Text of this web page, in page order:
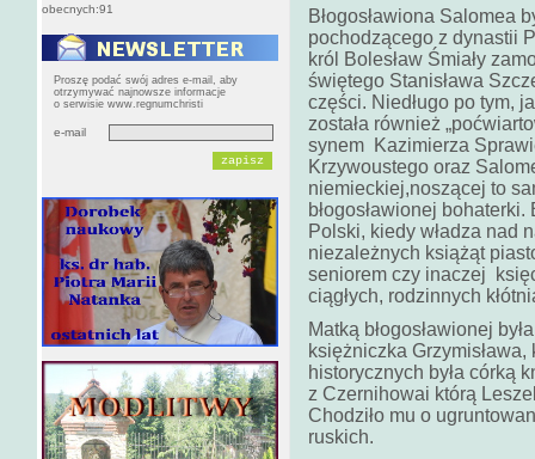
obecnych:91
Proszę podać swój adres e-mail, aby
otrzymywać najnowsze informacje
o serwisie www.regnumchristi
e-mail
Błogosławiona Salomea
pochodzącego z dynastii
król Bolesław Śmiały
świętego Stanisława
części. Niedługo po tym,
została również
synem Kazimierza
Krzywoustego oraz
niemieckiej,noszącej to
błogosławionej
Polski, kiedy władza nad
niezależnych książąt
seniorem czy inaczej
ciągłych, rodzinnych
Matką błogosławionej
księżniczka
historycznych była córką
z Czernihowai którą
Chodziło mu o
ruskich.